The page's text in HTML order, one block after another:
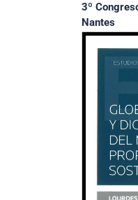
3º
Nantes